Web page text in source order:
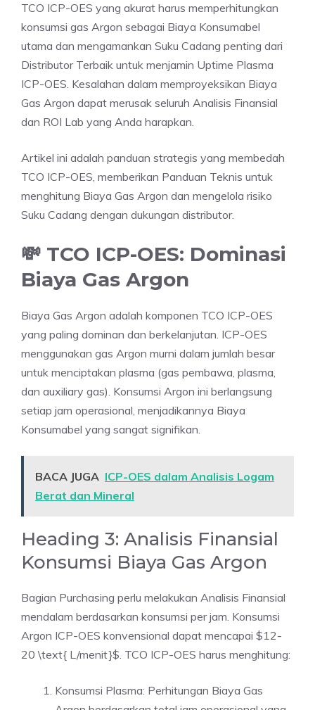
TCO ICP-OES yang akurat harus memperhitungkan
konsumsi gas Argon sebagai Biaya Konsumabel
utama dan mengamankan Suku Cadang penting dari
Distributor Terbaik untuk menjamin Uptime Plasma
ICP-OES. Kesalahan dalam memproyeksikan Biaya
Gas Argon dapat merusak seluruh Analisis Finansial
dan ROI Lab yang Anda harapkan.
Artikel ini adalah panduan strategis yang membedah
TCO ICP-OES, memberikan Panduan Teknis untuk
menghitung Biaya Gas Argon dan mengelola risiko
Suku Cadang dengan dukungan distributor.
💸 TCO ICP-OES: Dominasi
Biaya Gas Argon
Biaya Gas Argon adalah komponen TCO ICP-OES
yang paling dominan dan berkelanjutan. ICP-OES
menggunakan gas Argon murni dalam jumlah besar
untuk menciptakan plasma (gas pembawa, plasma,
dan auxiliary gas). Konsumsi Argon ini berlangsung
setiap jam operasional, menjadikannya Biaya
Konsumabel yang sangat signifikan.
BACA JUGA ICP-OES dalam Analisis Logam
Berat dan Mineral
Heading 3: Analisis Finansial
Konsumsi Biaya Gas Argon
Bagian Purchasing perlu melakukan Analisis Finansial
mendalam berdasarkan konsumsi per jam. Konsumsi
Argon ICP-OES konvensional dapat mencapai $12-
20 \text{ L/menit}$. TCO ICP-OES harus menghitung:
Konsumsi Plasma: Perhitungan Biaya Gas